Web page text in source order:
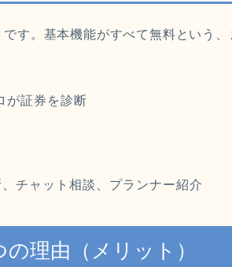
す。基本機能がすべて無料という、
が証券を診断
チャット相談、プランナー紹介
理由（メリット）